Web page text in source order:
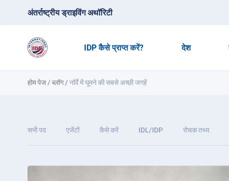
अंतर्राष्ट्रीय ड्राइविंग अथॉरिटी
IDP कैसे प्राप्त करें? देश
होम पेज /ब्लॉग/नॉर्वे में घूमने की सबसे अच्छी जगहें
सभी पद एजेंटों कैसे करें IDL/IDP रोचक तथ्य